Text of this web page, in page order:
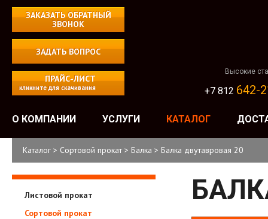
ЗАКАЗАТЬ ОБРАТНЫЙ
ЗВОНОК
ЗАДАТЬ ВОПРОС
ПРАЙС-ЛИСТ
кликните для скачивания
Высокие
+7 812 642-
О КОМПАНИИ УСЛУГИ КАТАЛОГ
Каталог > Сортовой прокат > Балка > Балка двутавровая 20
Листовой прокат
Сортовой прокат